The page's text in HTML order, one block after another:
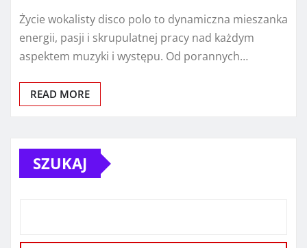
Życie wokalisty disco polo to dynamiczna mieszanka
energii, pasji i skrupulatnej pracy nad każdym
aspektem muzyki i występu. Od porannych…
READ MORE
SZUKAJ